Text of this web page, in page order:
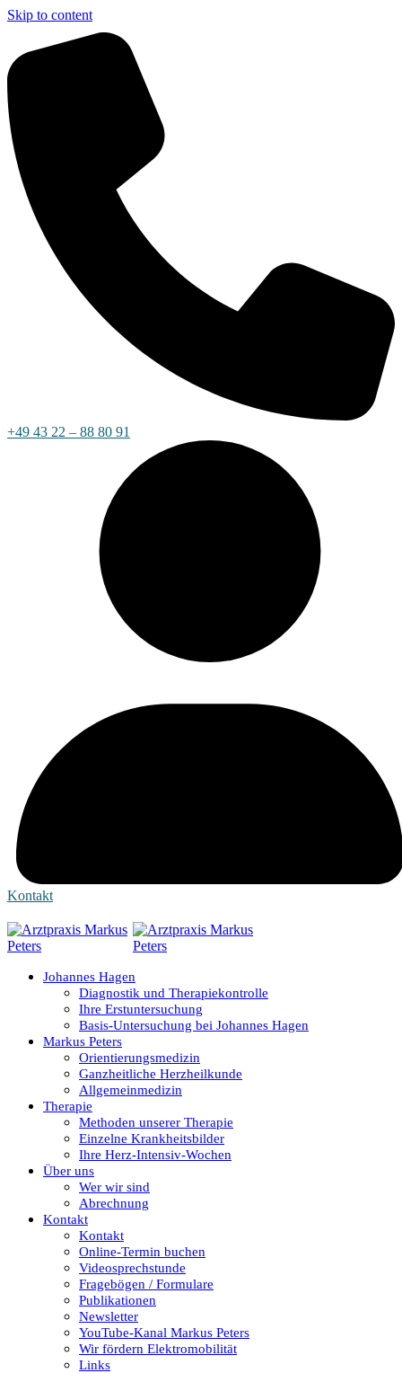
Skip to content
+49 43 22 – 88 80 91
Kontakt
Johannes Hagen
Diagnostik und Therapiekontrolle
Ihre Erstuntersuchung
Basis-Untersuchung bei Johannes Hagen
Markus Peters
Orientierungsmedizin
Ganzheitliche Herzheilkunde
Allgemeinmedizin
Therapie
Methoden unserer Therapie
Einzelne Krankheitsbilder
Ihre Herz-Intensiv-Wochen
Über uns
Wer wir sind
Abrechnung
Kontakt
Kontakt
Online-Termin buchen
Videosprechstunde
Fragebögen / Formulare
Publikationen
Newsletter
YouTube-Kanal Markus Peters
Wir fördern Elektromobilität
Links